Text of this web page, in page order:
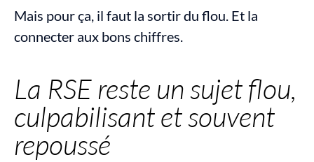
Mais pour ça, il faut la sortir du flou. Et la
connecter aux bons chiffres.
La RSE reste un sujet flou,
culpabilisant et souvent
repoussé